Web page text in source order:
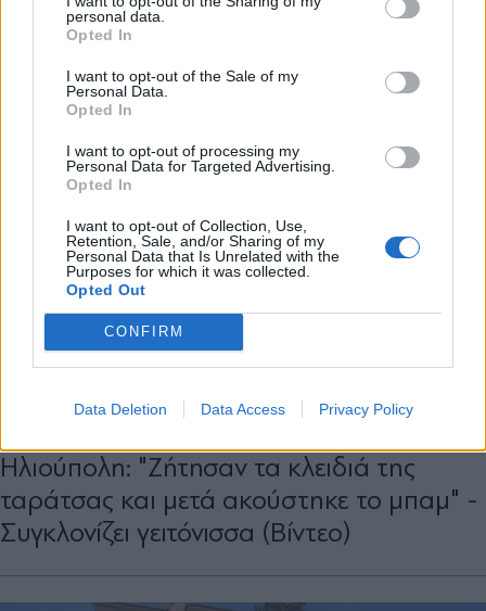
personal data.
Opted In
I want to opt-out of the Sale of my
Personal Data.
Opted In
I want to opt-out of processing my
Personal Data for Targeted Advertising.
Opted In
I want to opt-out of Collection, Use,
Retention, Sale, and/or Sharing of my
Personal Data that Is Unrelated with the
Purposes for which it was collected.
Opted Out
CONFIRM
Data Deletion Data Access Privacy Policy
μάρτυρας για τις δύο 17χρονες
ΕΛΛΑΔΑ 12.05.2026 16:44
Ηλιούπολη: "Ζήτησαν τα κλειδιά της
ταράτσας και μετά ακούστηκε το μπαμ" -
Συγκλονίζει γειτόνισσα (Βίντεο)
Αποδέχομαι τους
και την πολιτική απορρήτου
X